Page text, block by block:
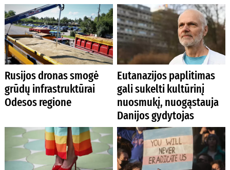
Rusijos dronas smogė
grūdų infrastruktūrai
Odesos regione
Eutanazijos paplitimas
gali sukelti kultūrinį
nuosmukį, nuogąstauja
Danijos gydytojas